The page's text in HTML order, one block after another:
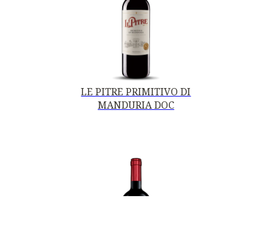
LE PITRE PRIMITIVO DI
MANDURIA DOC